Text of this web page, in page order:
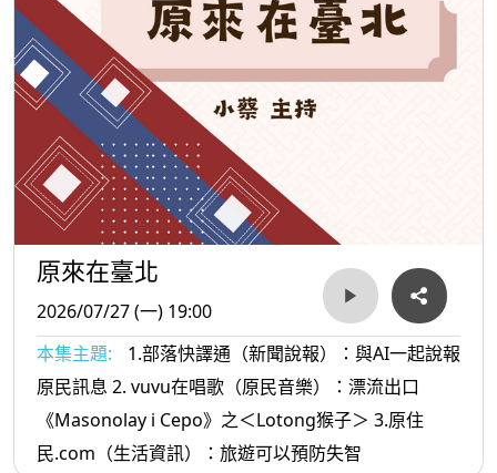
原來在臺北
2026/07/27 (一) 19:00
本集主題:
1.部落快譯通（新聞說報）：與AI一起說報
原民訊息 2. vuvu在唱歌（原民音樂）：漂流出口
《Masonolay i Cepo》之＜Lotong猴子＞ 3.原住
民.com（生活資訊）：旅遊可以預防失智